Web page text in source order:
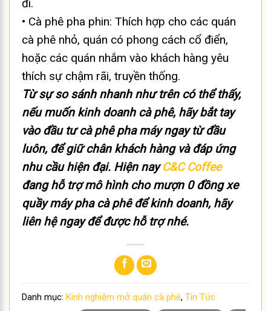
cà phê nhỏ, quán có phong cách cổ điển,
hoặc các quán nhắm vào khách hàng yêu
thích sự chậm rãi, truyền thống.
Từ sự so sánh nhanh như trên có thể thấy,
nếu muốn kinh doanh cà phê, hãy bắt tay
vào đầu tư cà phê pha máy ngay từ đầu
luôn, để giữ chân khách hàng và đáp ứng
nhu cầu hiện đại. Hiện nay C&C Coffee
đang hỗ trợ mô hình cho mượn 0 đồng xe
quầy máy pha cà phê để kinh doanh, hãy
liên hệ ngay để được hỗ trợ nhé.
Kinh nghiệm mở quán cà phê
phê hạt
cà phê pha máy cà phê rang